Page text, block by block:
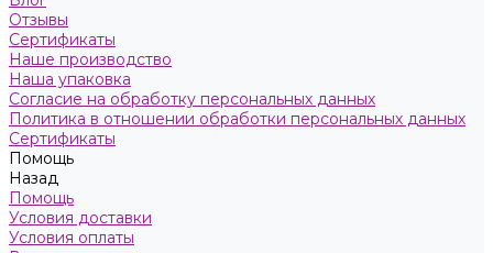
Отзывы
Сертификаты
Наше производство
Наша упаковка
Согласие на обработку персональных данных
Политика в отношении обработки персональных данных
Сертификаты
Помощь
Назад
Помощь
Условия доставки
Условия оплаты